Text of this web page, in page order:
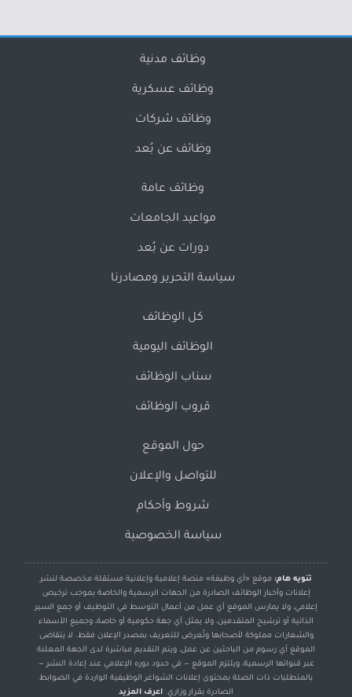
وظائف مدنية
وظائف عسكرية
وظائف شركات
وظائف عن بُعد
وظائف عامة
مواعيد الجامعات
دورات عن بُعد
سياسة التحرير ومصادرنا
كل الوظائف
الوظائف اليومية
سناب الوظائف
قروب الوظائف
حول الموقع
للتواصل والإعلان
شروط وأحكام
سياسة الخصوصية
تنويه هام: موقع «أي وظيفة» منصة إعلامية وإعلانية مستقلة مخصصة لنشر
إعلانات وأخبار الوظائف الصادرة من الجهات الرسمية والخاصة بموجب ترخيص
إعلامي، ولا يمارس الموقع أي عمل من أعمال التوسط في التوظيف أو جمع السير
الذاتية أو ترشيح المتقدمين، ولا يمثل أي جهة حكومية أو خاصة، وجميع الأسماء
والشعارات مملوكة لأصحابها وتُعرض للتعريف بمصدر الإعلان فقط. لا يتقاضى
الموقع أي رسوم من الباحثين عن عمل، ويتم التقديم مباشرة لدى الجهة المعلنة
عبر قنواتها الرسمية، ويلتزم الموقع — في حدود دوره الإعلامي عند إعادة النشر —
بالمتطلبات ذات الصلة بمحتوى إعلانات الشواغر الوظيفية الواردة في الضوابط
الصادرة بقرار وزاري. اعرف المزيد